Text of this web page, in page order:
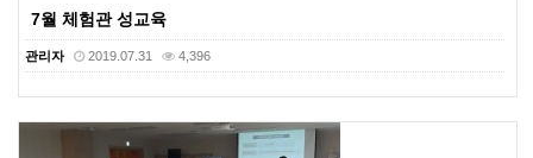
7월 체험관 성교육
관리자 2019.07.31 4,396